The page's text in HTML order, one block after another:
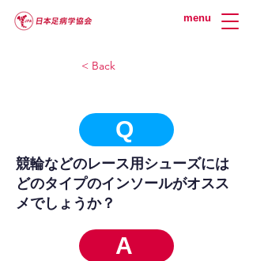
menu
< Back
Q
競輪などのレース用シューズには
どのタイプのインソールがオスス
メでしょうか？
A